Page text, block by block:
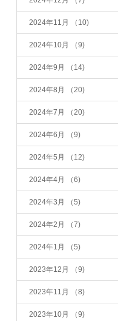
2024年11月 （10)
2024年10月 （9)
2024年9月 （14)
2024年8月 （20)
2024年7月 （20)
2024年6月 （9)
2024年5月 （12)
2024年4月 （6)
2024年3月 （5)
2024年2月 （7)
2024年1月 （5)
2023年12月 （9)
2023年11月 （8)
2023年10月 （9)